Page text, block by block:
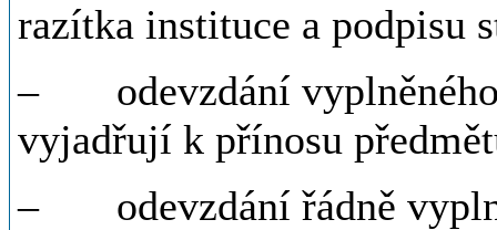
razítka instituce a podpisu
–
odevzdání
vyjadřují k přínosu
–
odevzdání řádně